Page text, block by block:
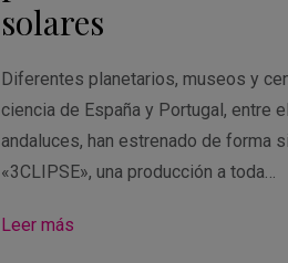
solares
Diferentes planetarios, museos y
ciencia de España y Portugal, entre
andaluces, han estrenado de forma
«3CLIPSE», una producción a toda…
Leer más